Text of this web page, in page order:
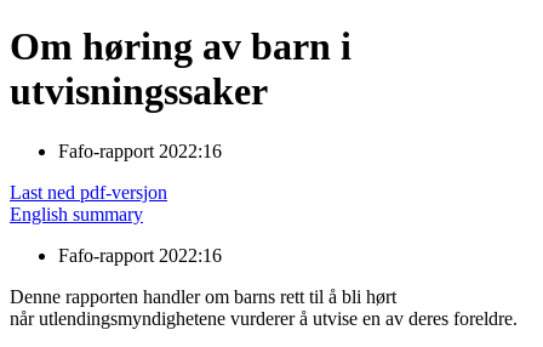
Om høring av barn i
utvisningssaker
Fafo-rapport 2022:16
Last ned pdf-versjon
English summary
Fafo-rapport 2022:16
Denne rapporten handler om barns rett til å bli hørt
når utlendingsmyndighetene vurderer å utvise en av deres foreldre.